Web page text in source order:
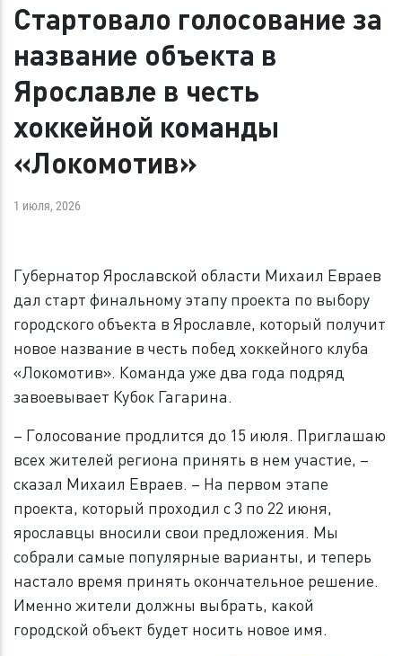
Стартовало голосование за
название объекта в
Ярославле в честь
хоккейной команды
«Локомотив»
1 июля, 2026
Губернатор Ярославской области Михаил Евраев
дал старт финальному этапу проекта по выбору
городского объекта в Ярославле, который получит
новое название в честь побед хоккейного клуба
«Локомотив». Команда уже два года подряд
завоевывает Кубок Гагарина.
– Голосование продлится до 15 июля. Приглашаю
всех жителей региона принять в нем участие, –
сказал Михаил Евраев. – На первом этапе
проекта, который проходил с 3 по 22 июня,
ярославцы вносили свои предложения. Мы
собрали самые популярные варианты, и теперь
настало время принять окончательное решение.
Именно жители должны выбрать, какой
городской объект будет носить новое имя.